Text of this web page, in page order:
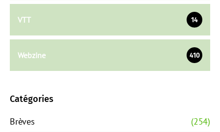
VTT 14
Webzine 410
Catégories
Brèves
(254)